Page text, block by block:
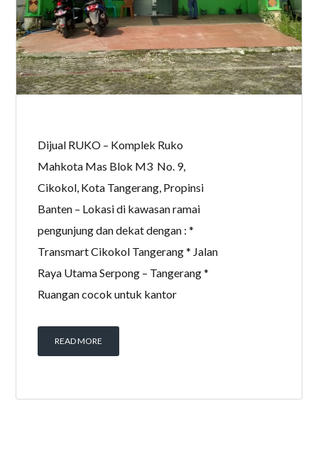
Dijual RUKO – Komplek Ruko
Mahkota Mas Blok M3 No. 9,
Cikokol, Kota Tangerang, Propinsi
Banten – Lokasi di kawasan ramai
pengunjung dan dekat dengan : *
Transmart Cikokol Tangerang * Jalan
Raya Utama Serpong – Tangerang *
Ruangan cocok untuk kantor
READ MORE